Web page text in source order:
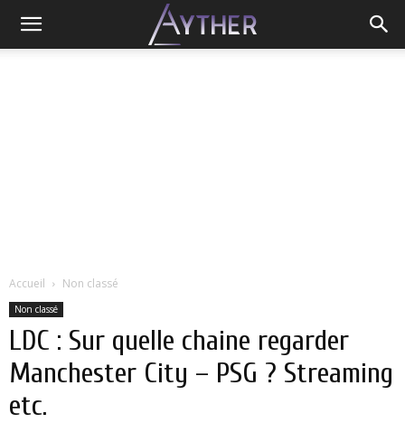
Accueil Non classé
Non classé
LDC : Sur quelle chaine regarder
Manchester City – PSG ? Streaming
etc.